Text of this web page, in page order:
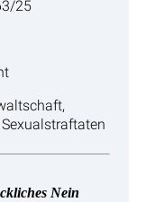
25
Nein